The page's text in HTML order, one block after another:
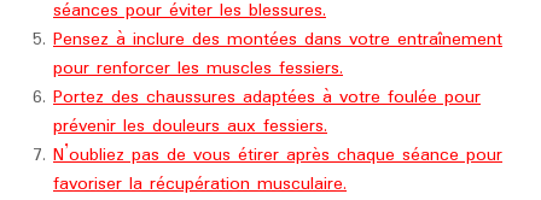
séances pour éviter les blessures.
Pensez à inclure des montées dans votre entraînement
pour renforcer les muscles fessiers.
Portez des chaussures adaptées à votre foulée pour
prévenir les douleurs aux fessiers.
N’oubliez pas de vous étirer après chaque séance pour
favoriser la récupération musculaire.